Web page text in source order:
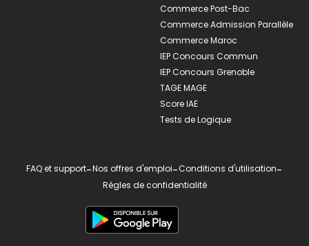
Commerce Post-Bac
Commerce Admission Parallèle
Commerce Maroc
IEP Concours Commun
IEP Concours Grenoble
TAGE MAGE
Score IAE
Tests de Logique
FAQ et support-Nos offres d'emploi-Conditions d'utilisation-
Règles de confidentialité